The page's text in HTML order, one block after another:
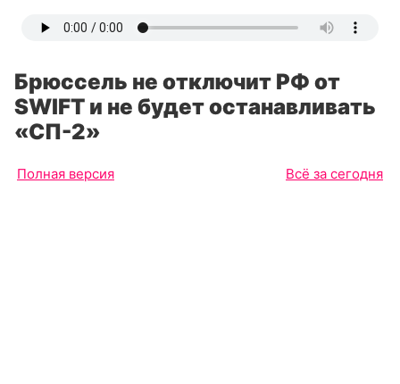
Брюссель не отключит РФ от
SWIFT и не будет останавливать
«СП-2»
Полная версия Всё за сегодня